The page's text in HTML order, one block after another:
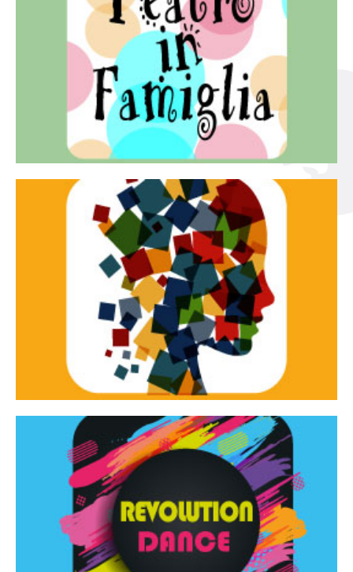
Teatro in famiglia
Teatro In Famiglia è una rassegna di teatro concepita
per far condividere e godere del teatro all’intera
famiglia.
Continua
Tracce dinamiche
Tracce Dinamiche è una rassegna di teatro
d’innovazione e sperimentale.
Continua
Revolution Dance
Rassegna di danza contemporanea – I Edizione